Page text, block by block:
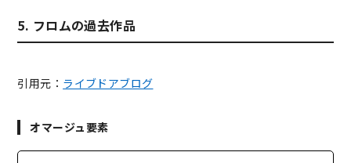
5. フロムの過去作品
引用元： ライブドアブログ
オマージュ要素